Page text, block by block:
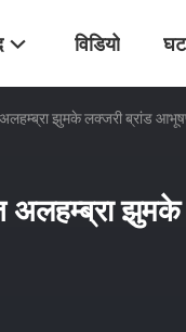
विडियो
झुमके लक्जरी ब्रांड
अलहम्ब्रा